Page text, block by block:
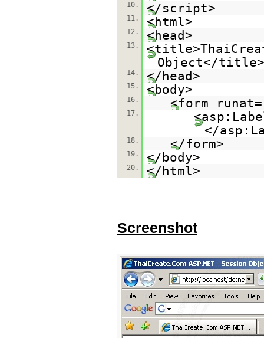
10.
</script>
11. <html>
12. <head>
13.
Object</title>
14. </head>
15. <body>
16. <form runat=
17.
</
18. </form>
19. </body>
20. </html>
Screenshot